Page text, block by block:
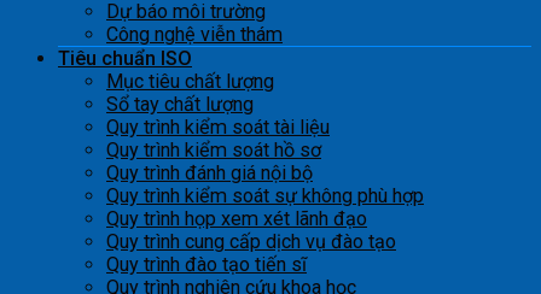
Dự báo môi trường
Công nghệ viễn thám
Tiêu chuẩn ISO
Mục tiêu chất lượng
Sổ tay chất lượng
Quy trình kiểm soát tài liệu
Quy trình kiểm soát hồ sơ
Quy trình đánh giá nội bộ
Quy trình kiểm soát sự không phù hợp
Quy trình họp xem xét lãnh đạo
Quy trình cung cấp dịch vụ đào tạo
Quy trình đào tạo tiến sĩ
Quy trình nghiên cứu khoa học